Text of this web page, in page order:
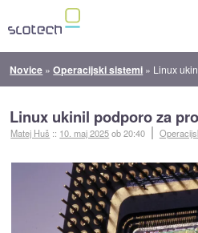
Novice »Operacijski sistemi » Linux
Linux ukinil podporo za
Matej Huš :: 10. maj 2025ob 20:40